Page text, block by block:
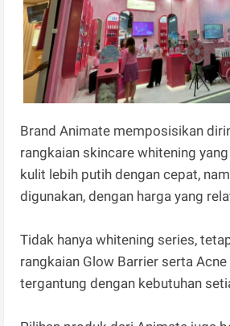
Brand Animate memposisikan
rangkaian skincare whitening
kulit lebih putih dengan cepat,
digunakan, dengan harga yang
Tidak hanya whitening series,
rangkaian Glow Barrier serta
tergantung dengan kebutuhan